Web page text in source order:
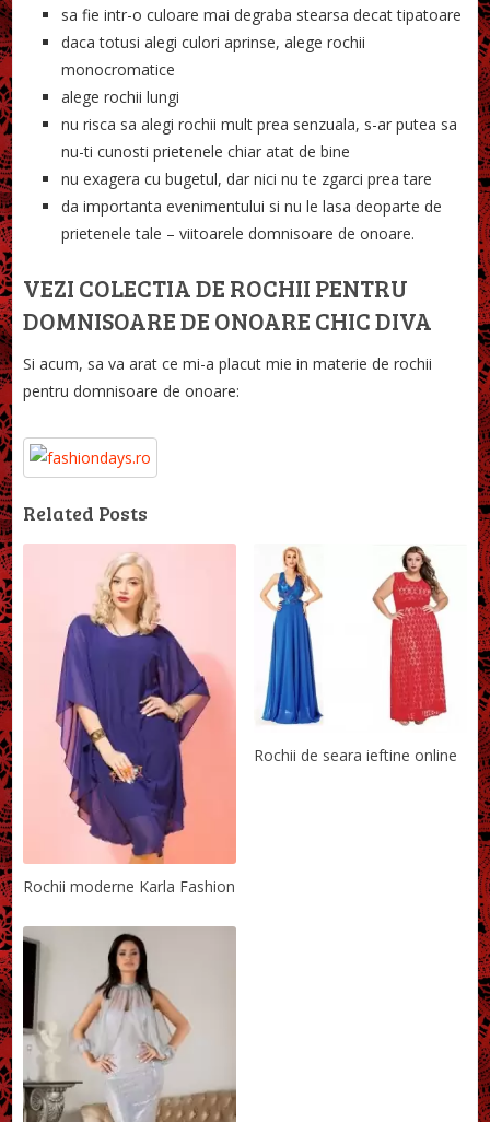
sa fie intr-o culoare mai degraba stearsa decat tipatoare
daca totusi alegi culori aprinse, alege rochii
monocromatice
alege rochii lungi
nu risca sa alegi rochii mult prea senzuala, s-ar putea sa
nu-ti cunosti prietenele chiar atat de bine
nu exagera cu bugetul, dar nici nu te zgarci prea tare
da importanta evenimentului si nu le lasa deoparte de
prietenele tale – viitoarele domnisoare de onoare.
VEZI COLECTIA DE ROCHII PENTRU
DOMNISOARE DE ONOARE CHIC DIVA
Si acum, sa va arat ce mi-a placut mie in materie de rochii
pentru domnisoare de onoare:
Related Posts
Rochii moderne Karla Fashion
Rochii de seara ieftine online